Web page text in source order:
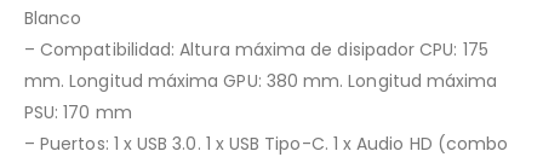
Blanco
– Compatibilidad: Altura máxima de disipador CPU: 175
mm. Longitud máxima GPU: 380 mm. Longitud máxima
PSU: 170 mm
– Puertos: 1 x USB 3.0. 1 x USB Tipo-C. 1 x Audio HD (combo